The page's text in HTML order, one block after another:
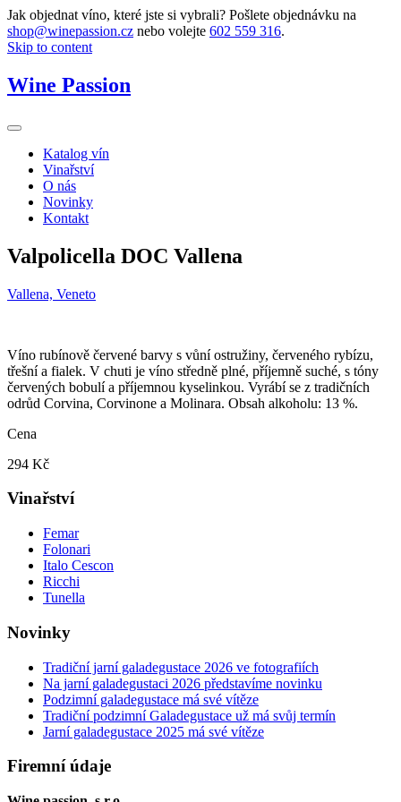
Jak objednat víno, které jste si vybrali? Pošlete objednávku na
shop@winepassion.cz nebo volejte 602 559 316.
Skip to content
Wine Passion
Katalog vín
Vinařství
O nás
Novinky
Kontakt
Valpolicella DOC Vallena
Vallena, Veneto
Víno rubínově červené barvy s vůní ostružiny, červeného rybízu,
třešní a fialek. V chuti je víno středně plné, příjemně suché, s tóny
červených bobulí a příjemnou kyselinkou. Vyrábí se z tradičních
odrůd Corvina, Corvinone a Molinara. Obsah alkoholu: 13 %.
Cena
294 Kč
Vinařství
Femar
Folonari
Italo Cescon
Ricchi
Tunella
Novinky
Tradiční jarní galadegustace 2026 ve fotografiích
Na jarní galadegustaci 2026 představíme novinku
Podzimní galadegustace má své vítěze
Tradiční podzimní Galadegustace už má svůj termín
Jarní galadegustace 2025 má své vítěze
Firemní údaje